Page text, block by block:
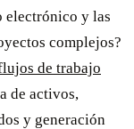
electrónico y las
complejos?
de trabajo
de activos,
y generación